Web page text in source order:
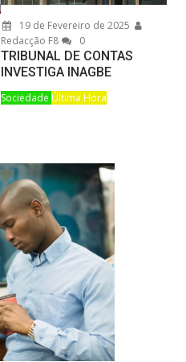
19 de Fevereiro de 2025
Redacção F8
0
TRIBUNAL DE CONTAS
INVESTIGA INAGBE
Sociedade Última Hora